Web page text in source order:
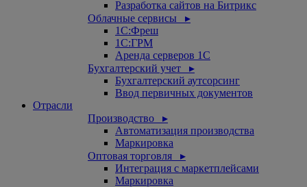
Разработка сайтов на Битрикс
Облачные сервисы ▸
1С:Фреш
1С:ГРМ
Аренда серверов 1С
Бухгалтерский учет ▸
Бухгалтерский аутсорсинг
Ввод первичных документов
Отрасли
Производство ▸
Автоматизация производства
Маркировка
Оптовая торговля ▸
Интеграция с маркетплейсами
Маркировка